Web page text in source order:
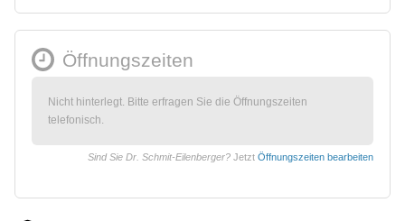
Öffnungszeiten
Nicht hinterlegt. Bitte erfragen Sie die Öffnungszeiten
telefonisch.
Sind Sie Dr. Schmit-Eilenberger? Jetzt Öffnungszeiten bearbeiten